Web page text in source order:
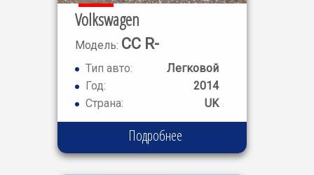
Volkswagen
Модель: CC R-
LINE
Тип авто:
Легковой
Год:
2014
Страна:
UK
Подробнее